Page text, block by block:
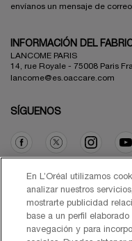
envíanos un mensaje de
INFORMACIÓN DEL
LANCOME PARIS
14, rue Royale - 75008 Paris
lancome@es.oaccare.com
SÍGUENOS
Opción de compra
€ - ES (ES)
En L’Oréal utilizamos
analizar nuestros
mostrarte publicidad
base a un perfil
navegación y para